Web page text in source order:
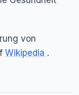
von
Wikipedia .